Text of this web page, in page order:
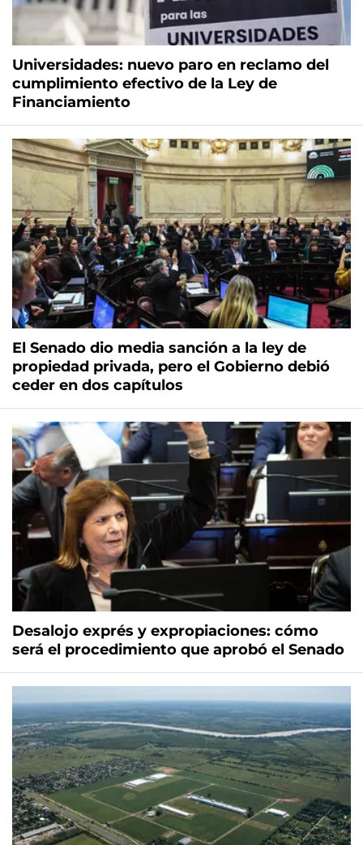
Universidades: nuevo paro en reclamo del
cumplimiento efectivo de la Ley de
Financiamiento
El Senado dio media sanción a la ley de
propiedad privada, pero el Gobierno debió
ceder en dos capítulos
Desalojo exprés y expropiaciones: cómo
será el procedimiento que aprobó el Senado